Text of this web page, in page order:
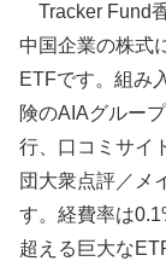
Tracker Fund
中国企業の株式
ETFです。組み
険のAIAグルー
行、口コミサイ
団大衆点評／メ
す。経費率は
超える巨大な